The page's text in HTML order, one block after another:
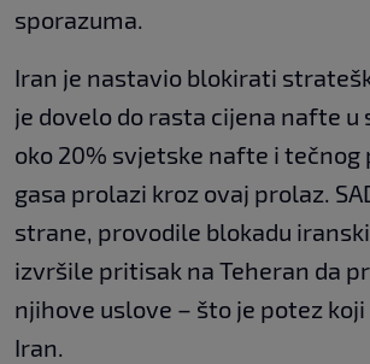
sporazuma.
Iran je nastavio blokirati
je dovelo do rasta cijena nafte u
oko 20% svjetske nafte i tečnog
gasa prolazi kroz ovaj prolaz.
strane, provodile blokadu
izvršile pritisak na Teheran da
njihove uslove – što je potez
Iran.